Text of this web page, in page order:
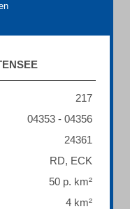
217
04353 - 04356
24361
RD, ECK
50 p. km²
4 km²